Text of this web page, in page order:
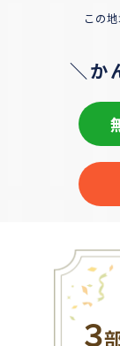
この
＼か
３